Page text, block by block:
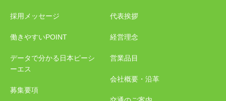
採用メッセージ
働きやすいPOINT
データで分かる日本ピーシ
ーエス
募集要項
代表挨拶
経営理念
営業品目
会社概要・沿革